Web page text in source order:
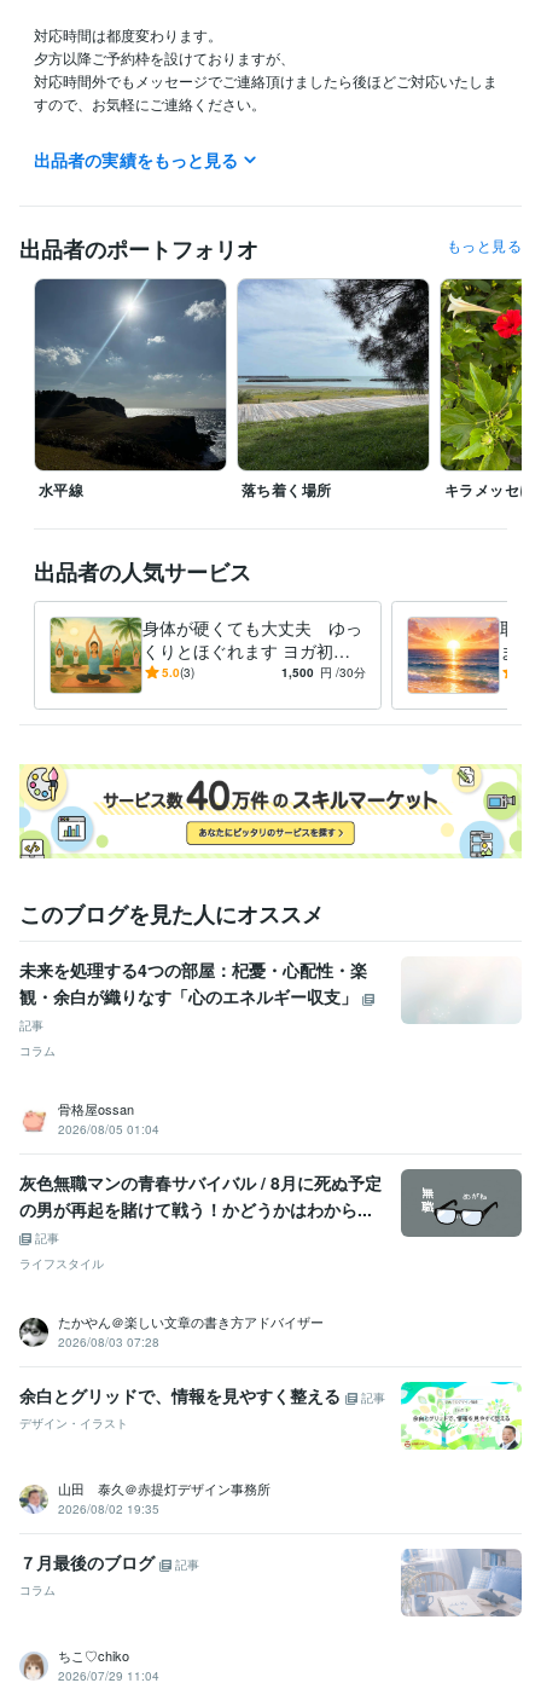
対応時間は都度変わります。
夕方以降ご予約枠を設けておりますが、
対応時間外でもメッセージでご連絡頂けましたら後ほどご対応いたしま
すので、お気軽にご連絡ください。
経験職種
医療・介護 / 看護師 経験年数 : 14年
ライフスタイル・その他 / マッサージ師・セラピスト
2009年3月 ~ 2009年9月 2009年11月 ~ 2013年2月 201
4年2月 ~ 現在
特別養護老人ホーム 2025年10月 ~ 2026年1月
受賞歴
2025年　4月　20日　ココナラ初出品　完了！ ココナラ　レギュラ
ーランク獲得！（2025/4/28） ココナラ　シルバーランク獲得！
（2025年11月1日）
資格・検定
看護師
メンタル心理カウンセラー 取得年 : 2014年
ビジネス・クリエイティブツール
Excel:0年Word:5年
得意分野
悩み相談・カウンセリング 愚痴聞き、傾聴 共感 アドラー心理学
医療・国際交流・芸術
学歴
看護専門学校 2006年3月 ~ 2009年2月
出品者の実績をもっと見る
出品者のポートフォリオ もっと見る
水平線 落ち着く場所 キラメッセに
出品者の人気サービス
身体が硬くても大丈夫 ゆっ
くりとほぐれます ヨガ初心
者の方歓迎〜心と体に癒しと
5.0(3) 1,500 円 /30分
取り
ま
だか
このブログを見た人にオススメ
未来を処理する4つの部屋：杞憂・心配性・楽
観・余白が織りなす「心のエネルギー収支」
記事
コラム
骨格屋ossan
2026/08/05 01:04
灰色無職マンの青春サバイバル / 8月に死ぬ予定
の男が再起を賭けて戦う！かどうかはわから...
記事
ライフスタイル
たかやん＠楽しい文章の書き方アドバイザー
2026/08/03 07:28
余白とグリッドで、情報を見やすく整える
記事
デザイン・イラスト
山田 泰久＠赤提灯デザイン事務所
2026/08/02 19:35
７月最後のブログ
記事
コラム
ちこ♡chiko
2026/07/29 11:04